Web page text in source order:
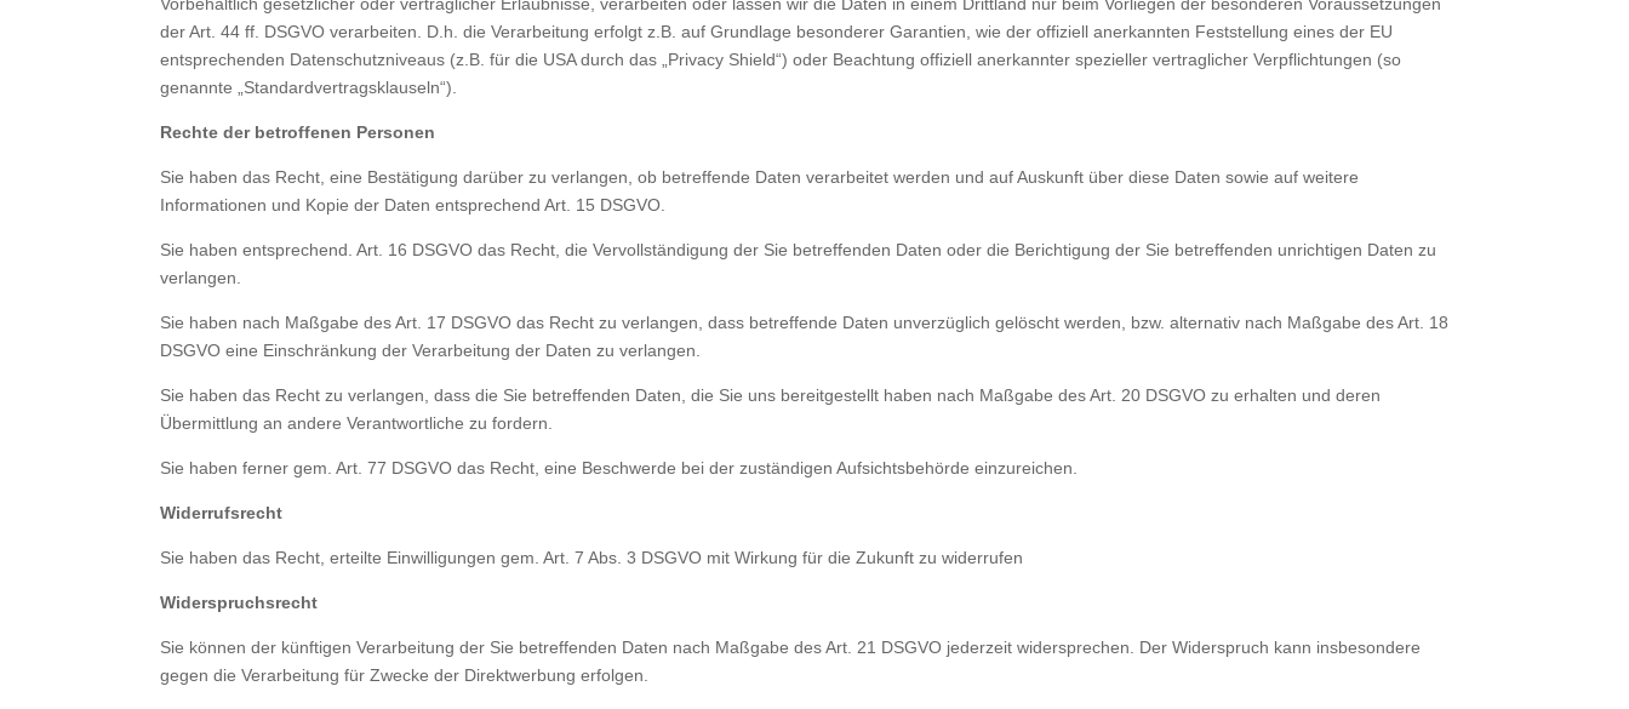
der Art. 44 ff. DSGVO verarbeiten. D.h. die Verarbeitung erfolgt z.B. auf Grundlage besonderer Garantien, wie der offiziell anerkannten Feststellung eines der EU
entsprechenden Datenschutzniveaus (z.B. für die USA durch das „Privacy Shield“) oder Beachtung offiziell anerkannter spezieller vertraglicher Verpflichtungen (so
genannte „Standardvertragsklauseln“).
Rechte der betroffenen Personen
Sie haben das Recht, eine Bestätigung darüber zu verlangen, ob betreffende Daten verarbeitet werden und auf Auskunft über diese Daten sowie auf weitere
Informationen und Kopie der Daten entsprechend Art. 15 DSGVO.
Sie haben entsprechend. Art. 16 DSGVO das Recht, die Vervollständigung der Sie betreffenden Daten oder die Berichtigung der Sie betreffenden unrichtigen Daten zu
verlangen.
Sie haben nach Maßgabe des Art. 17 DSGVO das Recht zu verlangen, dass betreffende Daten unverzüglich gelöscht werden, bzw. alternativ nach Maßgabe des Art. 18
DSGVO eine Einschränkung der Verarbeitung der Daten zu verlangen.
Sie haben das Recht zu verlangen, dass die Sie betreffenden Daten, die Sie uns bereitgestellt haben nach Maßgabe des Art. 20 DSGVO zu erhalten und deren
Übermittlung an andere Verantwortliche zu fordern.
Sie haben ferner gem. Art. 77 DSGVO das Recht, eine Beschwerde bei der zuständigen Aufsichtsbehörde einzureichen.
Widerrufsrecht
Sie haben das Recht, erteilte Einwilligungen gem. Art. 7 Abs. 3 DSGVO mit Wirkung für die Zukunft zu widerrufen
Widerspruchsrecht
Sie können der künftigen Verarbeitung der Sie betreffenden Daten nach Maßgabe des Art. 21 DSGVO jederzeit widersprechen. Der Widerspruch kann insbesondere
gegen die Verarbeitung für Zwecke der Direktwerbung erfolgen.